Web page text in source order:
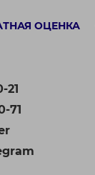
ОЦЕНКА
21
71